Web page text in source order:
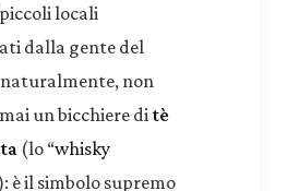
locali
dalla gente del
naturalmente, non
un bicchiere di tè
(lo “whisky
è il simbolo supremo